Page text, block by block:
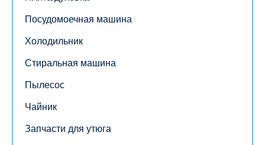
Посудомоечная машина
Холодильник
Стиральная машина
Пылесос
Чайник
Запчасти для утюга